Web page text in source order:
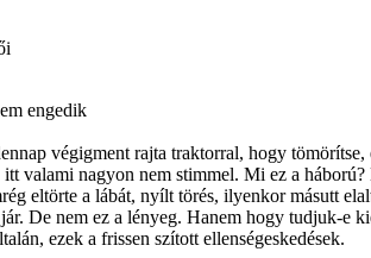
engedik
végigment rajta traktorral, hogy
valami nagyon nem stimmel. Mi ez a
eltörte a lábát, nyílt törés, ilyenkor másutt
De nem ez a lényeg. Hanem hogy tudjuk-e
ezek a frissen szított ellenségeskedések.